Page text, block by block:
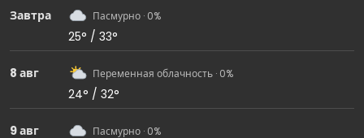
Завтра Пасмурно · 0%
25° / 33°
8 авг Переменная облачность · 0%
24° / 32°
9 авг Пасмурно · 0%